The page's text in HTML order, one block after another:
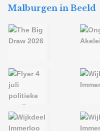
Malburgen in Beeld